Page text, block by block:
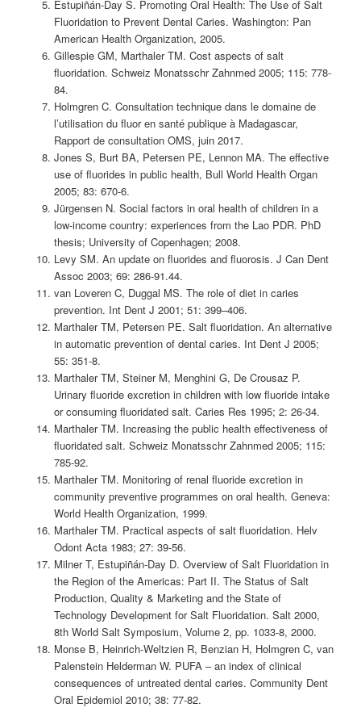
Estupiñán-Day S. Promoting Oral Health: The Use of Salt
Fluoridation to Prevent Dental Caries. Washington: Pan
American Health Organization, 2005.
Gillespie GM, Marthaler TM. Cost aspects of salt
fluoridation. Schweiz Monatsschr Zahnmed 2005; 115: 778-
84.
Holmgren C. Consultation technique dans le domaine de
l’utilisation du fluor en santé publique à Madagascar,
Rapport de consultation OMS, juin 2017.
Jones S, Burt BA, Petersen PE, Lennon MA. The effective
use of fluorides in public health, Bull World Health Organ
2005; 83: 670-6.
Jürgensen N. Social factors in oral health of children in a
low-income country: experiences from the Lao PDR. PhD
thesis; University of Copenhagen; 2008.
Levy SM. An update on fluorides and fluorosis. J Can Dent
Assoc 2003; 69: 286-91.44.
van Loveren C, Duggal MS. The role of diet in caries
prevention. Int Dent J 2001; 51: 399–406.
Marthaler TM, Petersen PE. Salt fluoridation. An alternative
in automatic prevention of dental caries. Int Dent J 2005;
55: 351-8.
Marthaler TM, Steiner M, Menghini G, De Crousaz P.
Urinary fluoride excretion in children with low fluoride intake
or consuming fluoridated salt. Caries Res 1995; 2: 26-34.
Marthaler TM. Increasing the public health effectiveness of
fluoridated salt. Schweiz Monatsschr Zahnmed 2005; 115:
785-92.
Marthaler TM. Monitoring of renal fluoride excretion in
community preventive programmes on oral health. Geneva:
World Health Organization, 1999.
Marthaler TM. Practical aspects of salt fluoridation. Helv
Odont Acta 1983; 27: 39-56.
Milner T, Estupiñán-Day D. Overview of Salt Fluoridation in
the Region of the Americas: Part II. The Status of Salt
Production, Quality & Marketing and the State of
Technology Development for Salt Fluoridation. Salt 2000,
8th World Salt Symposium, Volume 2, pp. 1033-8, 2000.
Monse B, Heinrich-Weltzien R, Benzian H, Holmgren C, van
Palenstein Helderman W. PUFA – an index of clinical
consequences of untreated dental caries. Community Dent
Oral Epidemiol 2010; 38: 77-82.